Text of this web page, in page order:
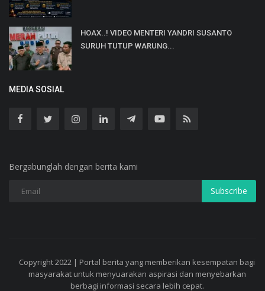
HOAX..! VIDEO MENTERI YANDRI SUSANTO
SURUH TUTUP WARUNG...
MEDIA SOSIAL
Bergabunglah dengan berita kami
Subscribe
Copyright 2022 | Portal berita yang memberikan kesempatan bagi
masyarakat untuk menyuarakan aspirasi dan menyebarkan
berbagi informasi secara lebih cepat.